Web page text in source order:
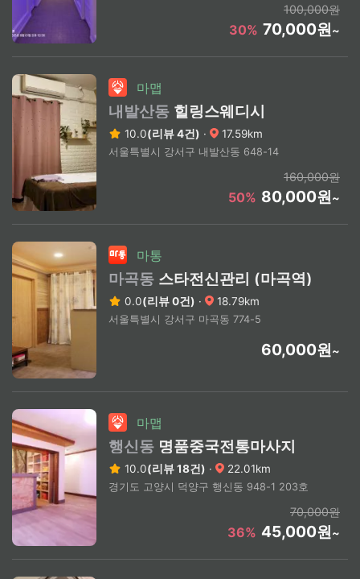
100,000원
30% 70,000원~
마맵
내발산동 힐링스웨디시
10.0(리뷰 4건) · 17.59km
서울특별시 강서구 내발산동 648-14
160,000원
50% 80,000원~
마통
마곡동 스타전신관리 (마곡역)
0.0(리뷰 0건) · 18.79km
서울특별시 강서구 마곡동 774-5
60,000원~
마맵
행신동 명품중국전통마사지
10.0(리뷰 18건) · 22.01km
경기도 고양시 덕양구 행신동 948-1 203호
70,000원
36% 45,000원~